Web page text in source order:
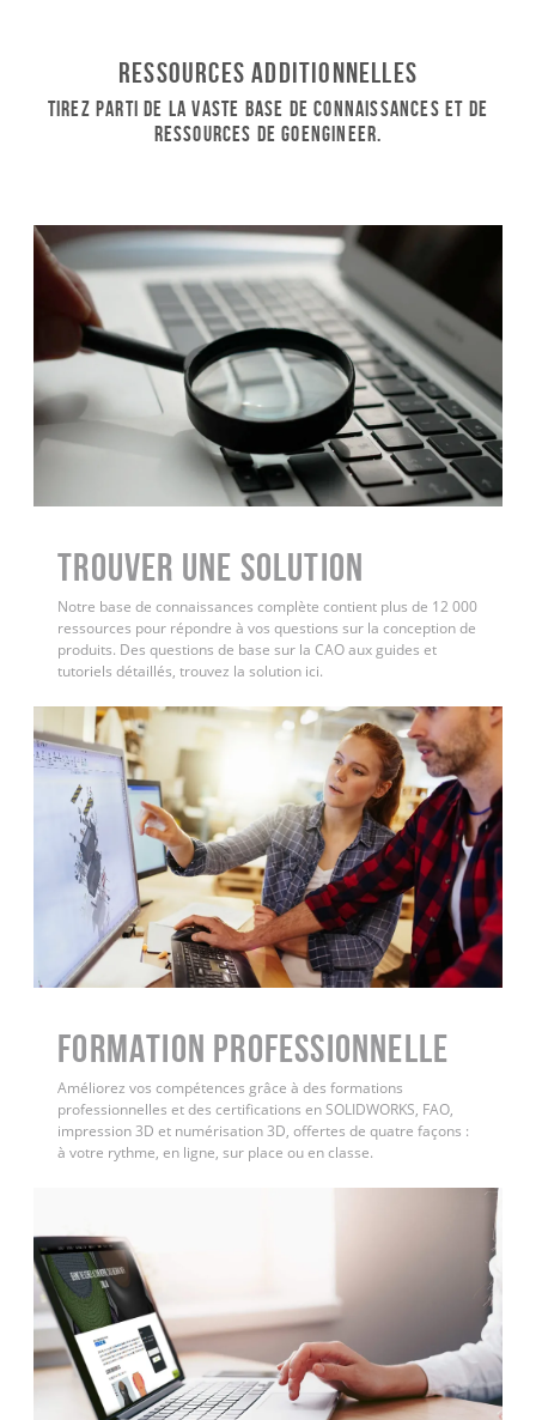
Ressources additionnelles
Tirez parti de la vaste base de connaissances et de
ressources de GoEngineer.
Trouver une solution
Notre base de connaissances complète contient plus de 12 000
ressources pour répondre à vos questions sur la conception de
produits. Des questions de base sur la CAO aux guides et
tutoriels détaillés, trouvez la solution ici.
FORMATION PROFESSIONNELLE
Améliorez vos compétences grâce à des formations
professionnelles et des certifications en SOLIDWORKS, FAO,
impression 3D et numérisation 3D, offertes de quatre façons :
à votre rythme, en ligne, sur place ou en classe.